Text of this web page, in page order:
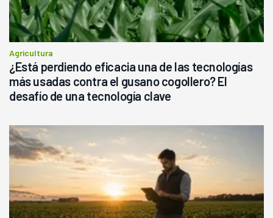
Agricultura
¿Está perdiendo eficacia una de las tecnologías
más usadas contra el gusano cogollero? El
desafío de una tecnología clave